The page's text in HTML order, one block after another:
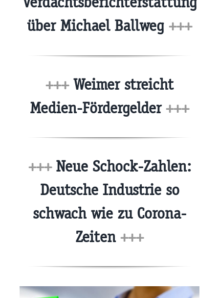
über Michael Ballweg +++
+++Weimer streicht
Medien-Fördergelder+++
+++Neue Schock-Zahlen:
Deutsche Industrie so
schwach wie zu Corona-
Zeiten +++